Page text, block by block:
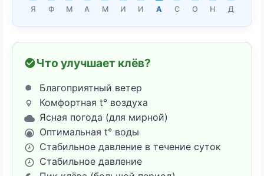
Я Ф М А М И И А С О Н Д
Что улучшает клёв?
Благоприятный ветер
Комфортная t° воздуха
Ясная погода (для мирной)
Оптимальная t° воды
Стабильное давление в течение суток
Стабильное давление